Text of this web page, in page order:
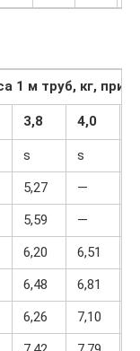
1 м труб, кг, при
3,8 4,0
ѕ ѕ
5,27 —
5,59 —
6,20 6,51
6,48 6,81
6,26 7,10